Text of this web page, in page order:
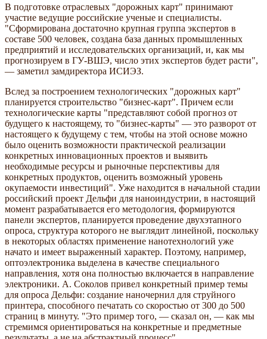
В подготовке отраслевых "дорожных карт" принимают
участие ведущие российские ученые и специалисты.
"Сформирована достаточно крупная группа экспертов в
составе 500 человек, создана база данных промышленных
предприятий и исследовательских организаций, и, как мы
прогнозируем в ГУ-ВШЭ, число этих экспертов будет расти",
— заметил замдиректора ИСИЭЗ.
Вслед за построением технологических "дорожных карт"
планируется строительство "бизнес-карт". Причем если
технологические карты "представляют собой прогноз от
будущего к настоящему, то "бизнес-карты" — это разворот от
настоящего к будущему с тем, чтобы на этой основе можно
было оценить возможности практической реализации
конкретных инновационных проектов и выявить
необходимые ресурсы и рыночные перспективы для
конкретных продуктов, оценить возможный уровень
окупаемости инвестиций". Уже находится в начальной стадии
российский проект Дельфи для наноиндустрии, в настоящий
момент разрабатывается его методология, формируются
панели экспертов, планируется проведение двухэтапного
опроса, структура которого не выглядит линейной, поскольку
в некоторых областях применение нанотехнологий уже
начато и имеет выраженный характер. Поэтому, например,
оптоэлектроника выделена в качестве специального
направления, хотя она полностью включается в направление
электроники. А. Соколов привел конкретный пример темы
для опроса Дельфи: создание наночернил для струйного
принтера, способного печатать со скоростью от 300 до 500
страниц в минуту. "Это пример того, — сказал он, — как мы
стремимся ориентироваться на конкретные и предметные